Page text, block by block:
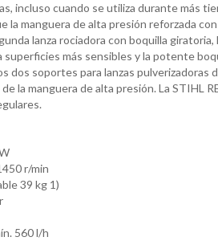
incluso cuando se utiliza durante más
la manguera de alta presión reforzada
lanza rociadora con boquilla
más sensibles y la potente
dos soportes para lanzas
la manguera de alta presión. La STIHL
r/min
39 kg 1)
560 l/h